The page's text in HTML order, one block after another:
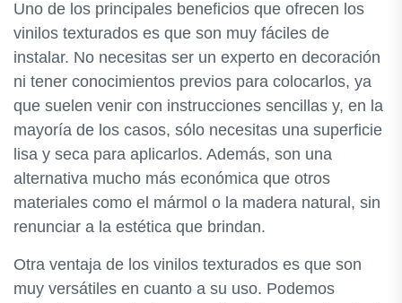
Uno de los principales beneficios que ofrecen los
vinilos texturados es que son muy fáciles de
instalar. No necesitas ser un experto en decoración
ni tener conocimientos previos para colocarlos, ya
que suelen venir con instrucciones sencillas y, en la
mayoría de los casos, sólo necesitas una superficie
lisa y seca para aplicarlos. Además, son una
alternativa mucho más económica que otros
materiales como el mármol o la madera natural, sin
renunciar a la estética que brindan.
Otra ventaja de los vinilos texturados es que son
muy versátiles en cuanto a su uso. Podemos